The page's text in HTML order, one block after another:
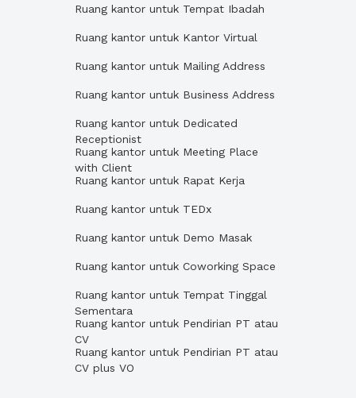
Ruang kantor untuk Tempat Ibadah
Ruang kantor untuk Kantor Virtual
Ruang kantor untuk Mailing Address
Ruang kantor untuk Business Address
Ruang kantor untuk Dedicated
Receptionist
Ruang kantor untuk Meeting Place
with Client
Ruang kantor untuk Rapat Kerja
Ruang kantor untuk TEDx
Ruang kantor untuk Demo Masak
Ruang kantor untuk Coworking Space
Ruang kantor untuk Tempat Tinggal
Sementara
Ruang kantor untuk Pendirian PT atau
CV
Ruang kantor untuk Pendirian PT atau
CV plus VO